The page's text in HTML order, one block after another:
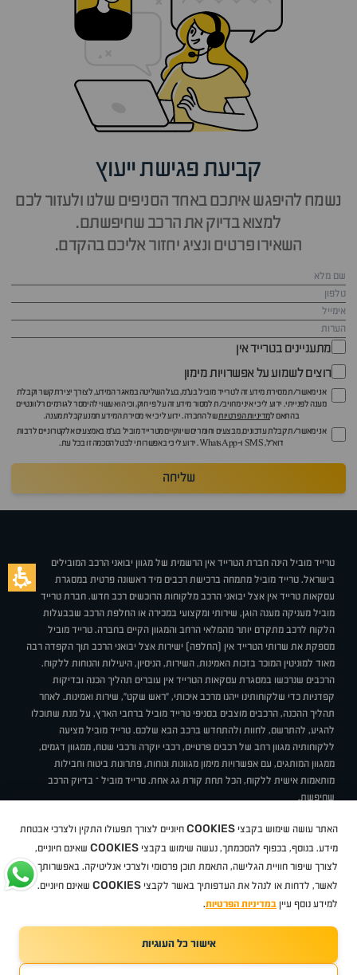
קביעת פגישת ייעוץ
נשמח להיפגש איתכם באחד הסניפים שלנו ולעזור לכם
למצוא בדיוק את הרכב שחיפשתם.
השאירו פרטים ונציג יחזור אליכם בהקדם.
מתעניינים בטרייד אין
רוצים לשמוע על אפשרויות מימון
אני מאשר/ת מסירת מידע זה לטרייד מוביל בע"מ, בעל השליטה במאגר המידע, לצורך יצירת קשר וקבלת
מענה לפנייתי. ידוע לי כי איני מחויב/ת למסור מידע זה על פי חוק, וכי הוא עשוי להימסר לגורמים רלוונטיים
בהתאם למדיניות הפרטיותשל החברה. ידוע לי כי אי מסירת המידע תמנע קבלת מענה.
אני מאשר/ת קבלת עדכונים, מבצעים וחומרים שיווקיים מטרייד מוביל בע"מ באמצעים אלקטרוניים לרבות
דוא״ל, SMS ו-WhatsApp. ידוע לי כי באפשרותי לבטל הסכמה זו בכל עת.
שליחה
טרייד מוביל הינה חברת הטרייד אין הרשמית של מגוון יבואני הרכב המובילים
בישראל. טרייד מוביל מתמחה ברכישת רכבים מיד ראשונה פרטית במסגרת
עסקאות טרייד אין אצל יבואני הרכב מלקוחות הרוכשים רכב חדש. חברת טרייד
מוביל מעניקה מענה הוגן, שירותי ומקצועי במכירה או החלפת הרכב שבבעלות
הלקוח לרכב מתקדם יותר מהמלאי הרחב והמגוון הקיים בחברה. טרייד מוביל
מספקת את שרותי הטרייד אין (החלפה) ישירות אצל יבואני הרכב תוך הקפדה רבה
מאוד למוניטין המוכר בזכות האמינות, השירות, הניסיון, היעילות והנוחות ללקוח.
הרכבים שנרכשו במסגרת עסקאות הטרייד אין עוברים תהליך הכנה ובדיקות
קפדניות כדי שלקוחותינו ייהנו מרכב איכותי, "ראש שקט", שירות ואמינות. לאחר
תהליך ההכנה, הרכבים מוצבים בסניפי טרייד מוביל ברחבי הארץ, על מנת שתוכלו
להגיע, להתרשם, לחוות ולהתחדש ברכב הבא שלכם. טרייד מוביל מציעה
ללקוחותיה מגוון רחב של רכבים פרטיים, רכבי יוקרה ורכבי שטח, ממגוון דגמים,
ממגוון המותגים, עם אפשרויות מימון מגוונות ונוחות, פתרונות ביטוח וחבילות
מותאמות אישית ללקוח, הכל תחת קורת גג אחת. טרייד מוביל – בדיוק הרכב
שחיפשת.
תקנוןBUY BACKמבצעיםמגזין טרייד מובילאיך זה עובד? דרושים
ניהול העדפות עוגיות
סיטרואן אופלפיג'וMG
Geelyמזדהבי ווי דיצ'רי טסלהניסאןטויוטהדאצ'יהפולקסווגןטסלהג'יפ
ב מ וולקסוסאאודיסקודהיונדאירנושברולט
TradeMobile instagram
TradeMobile youtube
TradeMobile facebook
האתר עושה שימוש בקבצי COOKIES חיוניים לצורך תפעולו התקין ולצרכי אבטחת
מידע. בנוסף, בכפוף להסכמתך, נעשה שימוש בקבצי COOKIES שאינם חיוניים,
לצורך שיפור חוויית הגלישה, התאמת תוכן פרסומי ולצרכי אנליטיקה. באפשרותך
לאשר, לדחות או לנהל את העדפותיך באשר לקבצי COOKIES שאינם חיוניים.
למידע נוסף עיין במדיניות הפרטיות.
אישור כל העוגיות